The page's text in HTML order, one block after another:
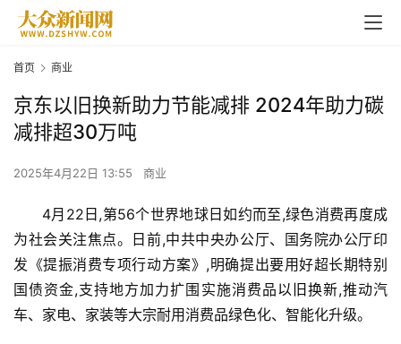
首页 商业
京东以旧换新助力节能减排 2024年助力碳
减排超30万吨
2025年4月22日 13:55 商业
4月22日,第56个世界地球日如约而至,绿色消费再度成
为社会关注焦点。日前,中共中央办公厅、国务院办公厅印
发《提振消费专项行动方案》,明确提出要用好超长期特别
国债资金,支持地方加力扩围实施消费品以旧换新,推动汽
车、家电、家装等大宗耐用消费品绿色化、智能化升级。